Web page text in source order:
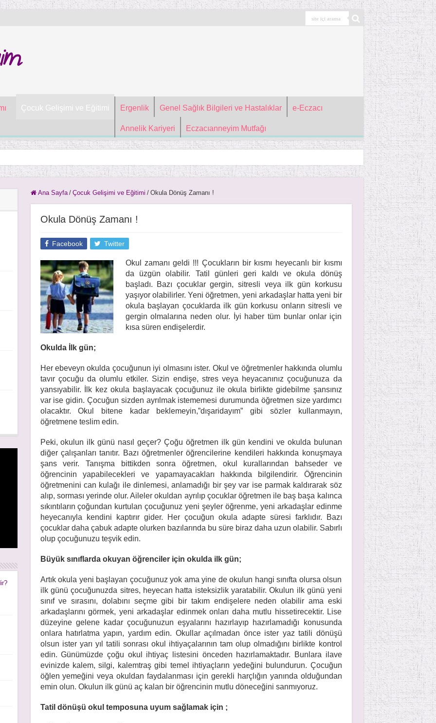
Çocuk Gelişimi ve Eğitimi Ergenlik Genel Sağlık Bilgileri ve Hastalıklar e-Eczacı
Annelik Kariyeri Eczacıanneyim Mutfağı
Ana Sayfa / Çocuk Gelişimi ve Eğitimi / Okula Dönüş Zamanı !
Okula Dönüş Zamanı !
Facebook Twitter
Okul zamanı geldi !!! Çocukların bir kısmı heyecanlı bir kısmı
da üzgün olabilir. Tatil günleri geri kaldı ve okula dönüş
başladı. Bazı çocuklar gergin, sitresli veya ilk gün korkusu
yaşıyor olabilirler. Yeni öğretmen, yeni arkadaşlar hatta yeni bir
okula başlayan çocuklarda ilk gün korkusu onların sitresli ve
gergin olmalarına neden olur. İyi haber tüm bunlar onlar için
kısa süren endişelerdir.
Okulda İlk gün;
Her ebeveyn okulda çocuğunun iyi olmasını ister. Okul ve öğretmenler hakkında olumlu
tavır çocuğu da olumlu etkiler. Sizin endişe, stres veya heyacanınız çocuğunuza da
yansıyabilir. İlk kez okula başlayacak çocuğunuz ile okula birlikte gidebilme şansınız
var ise gidin. Çocuğun sizden ayrılmak istememesi durumunda öğretmen size yardımcı
olacaktır. Okul bitene kadar beklemeyin,”dışaridayım” gibi sözler kullanmayın,
öğretmene teslim edin.
Peki, okulun ilk günü nasıl geçer? Çoğu öğretmen ilk gün kendini ve okulda bulunan
diğer çalışanları tanıtır. Bazı öğretmenler öğrencilerine kendileri hakkında konuşmaya
şans verir. Tanışma bittikden sonra öğretmen, okul kurallarından bahseder ve
öğrencinin yapabilecekleri ve yapamayacakları hakkında bilgilendirir. Öğrencinin
öğretmenini can kulağı ile dinlemesi, anlamadığı bir şey var ise parmak kaldırarak söz
alıp, sorması yerinde olur. Aileler okuldan ayrılıp çocuklar öğretmen ile baş başa kalınca
sıkıntıların çoğundan kurtulan çocuğunuz yeni şeyler öğrenme, yeni arkadaşlar edinme
heyecanıyla kendini kaptırır gider. Her çocuğun okula adapte süresi farklıdır. Bazı
çocuklar daha çabuk adapte olurken bazılarında bu süre biraz daha uzun olabilir. Sabırlı
olup çocuğunuzu teşvik edin.
Büyük sınıflarda okuyan öğrenciler için okulda ilk gün;
Artık okula yeni başlayan çocuğunuz yok ama yine de okulun hangi sınıfta olursa olsun
ilk günü çocuğunuzda sitres, heyecan hatta isteksizlik yaratabilir. Okulun ilk günü yeni
sınıf ve sırasını, dolabını seçme gibi bir takım endişelere neden olabilir ama eski
arkadaşlarını görmek, yeni arkadaşlar edinmek onları daha mutlu hissetirecektir. Lise
düzeyine gelene kadar çocuğunuzun eşyalarını hazırlayıp hazırlamadığı konusunda
onlara hatırlatma yapın, yardım edin. Okullar açılmadan önce ister yaz tatili dönüşü
olsun ister yarı yıl tatili sonrası okul ihtiyaçalarının tam olup olmadığını birlikte kontrol
edin. Günümüzde çoğu okul ihtiyaç listesini önceden hazırlamaktadır. Bunlara ilave
evinizde kalem, silgi, kalemtraş gibi temel ihtiyaçların yedeğini bulundurun. Çocuğun
öğlen yemeğini veya okuldan faydalanması için gerekli harçlığın yanında olduğundan
emin olun. Okulun ilk günü aç kalan bir öğrencinin mutlu döneceğini sanmıyoruz.
Tatil dönüşü okul temposuna uyum sağlamak için ;